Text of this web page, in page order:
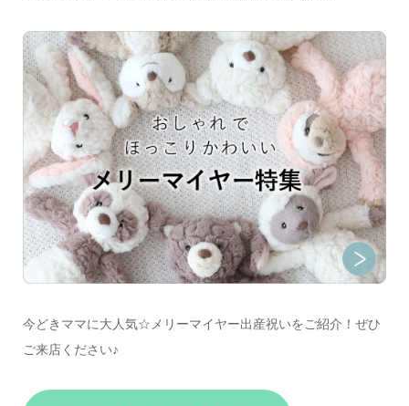
今どきママに大人気☆メリーマイヤー出産祝いをご紹介！ぜひ
ご来店ください♪